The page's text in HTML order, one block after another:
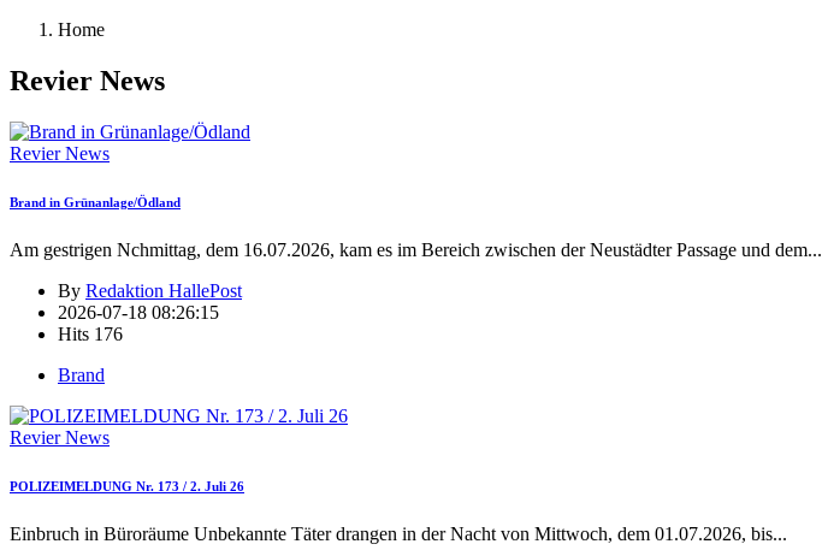
Home
Revier News
Revier News
Brand in Grünanlage/Ödland
Am gestrigen Nchmittag, dem 16.07.2026, kam es im Bereich zwischen der Neustädter Passage und dem...
By Redaktion HallePost
2026-07-18 08:26:15
Hits 176
Brand
Revier News
POLIZEIMELDUNG Nr. 173 / 2. Juli 26
Einbruch in Büroräume Unbekannte Täter drangen in der Nacht von Mittwoch, dem 01.07.2026, bis...